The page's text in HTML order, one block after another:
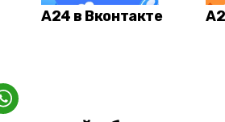
А24 в Вконтакте